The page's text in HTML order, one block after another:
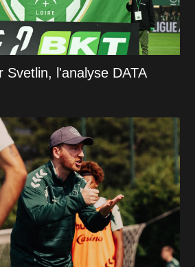
Svetlin, l'analyse DATA